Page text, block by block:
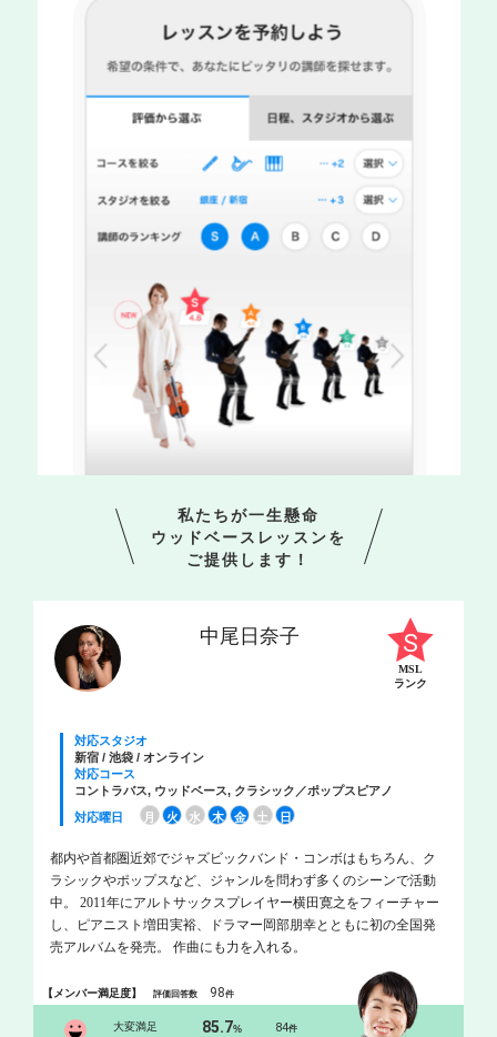
私たちが一生懸命
ウッドベースレッスンを
ご提供します！
中尾日奈子
MSL
ランク
対応スタジオ
新宿 / 池袋 / オンライン
対応コース
コントラバス, ウッドベース, クラシック／ポップスピアノ
対応曜日
月 火 水 木 金 土 日
都内や首都圏近郊でジャズビックバンド・コンボはもちろん、ク
ラシックやポップスなど、ジャンルを問わず多くのシーンで活動
中。 2011年にアルトサックスプレイヤー横田寛之をフィーチャー
し、ピアニスト増田実裕、ドラマー岡部朋幸とともに初の全国発
売アルバムを発売。 作曲にも力を入れる。
【メンバー満足度】評価回答数 98件
大変満足 85.7% 84件